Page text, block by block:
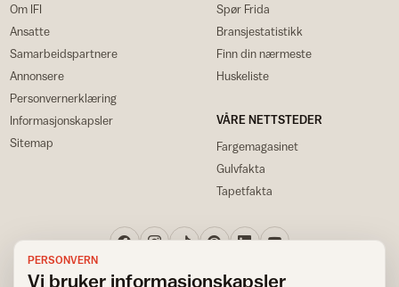
Om IFI
Ansatte
Samarbeidspartnere
Annonsere
Personvernerklæring
Informasjonskapsler
Sitemap
Spør Frida
Bransjestatistikk
Finn din nærmeste
Huskeliste
VÅRE NETTSTEDER
Fargemagasinet
Gulvfakta
Tapetfakta
PERSONVERN
Vi bruker informasjonskapsler